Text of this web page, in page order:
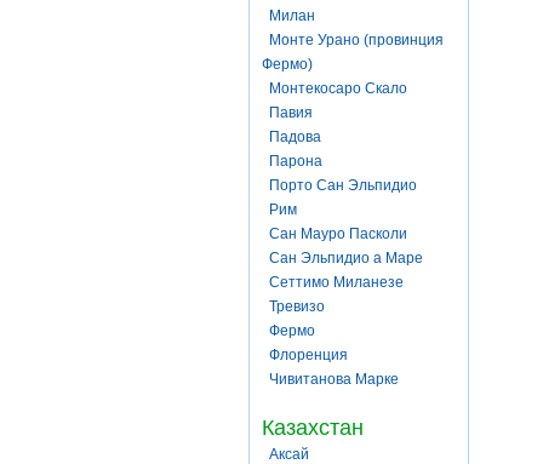
Милан
Монте Урано (провинция
Фермо)
Монтекосаро Скало
Павия
Падова
Парона
Порто Сан Эльпидио
Рим
Сан Мауро Пасколи
Сан Эльпидио а Маре
Сеттимо Миланезе
Тревизо
Фермо
Флоренция
Чивитанова Марке
Казахстан
Аксай